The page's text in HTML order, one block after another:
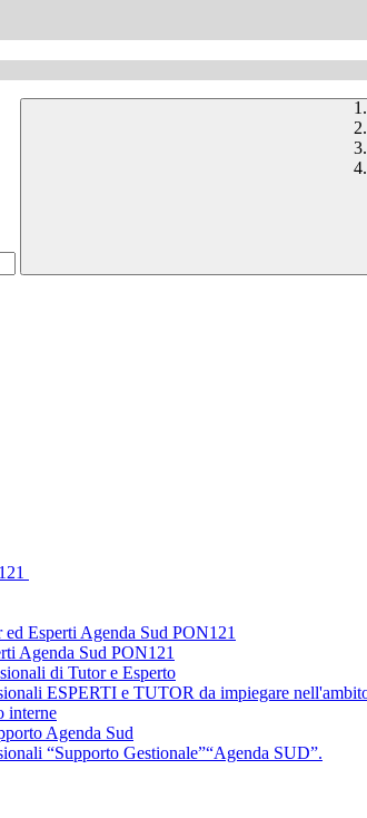
Esperti Agenda Sud PON121
Agenda Sud PON121
di Tutor e Esperto
ESPERTI e TUTOR da impiegare
interne
Agenda Sud
“Supporto Gestionale”“Agenda SUD”.